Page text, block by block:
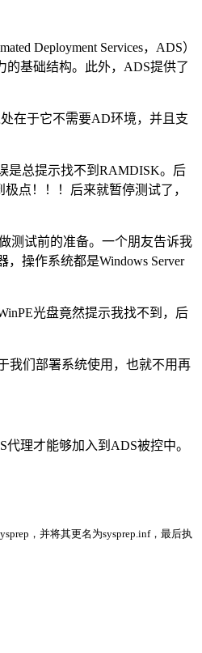
Deployment Services，ADS）
的基础结构。此外，ADS提供了
在于它不需要AD环境，并且支
是总提示找不到RAMDISK。后
点！！！后来就暂停测试了，
测试前的准备。一个朋友告诉我
操作系统都是Windows Server
光盘竟然提示我找不到，后
我们部署系统使用，也就不用再
理才能够加入到ADS被控中。
，并将其更名为sysprep.inf，最后执